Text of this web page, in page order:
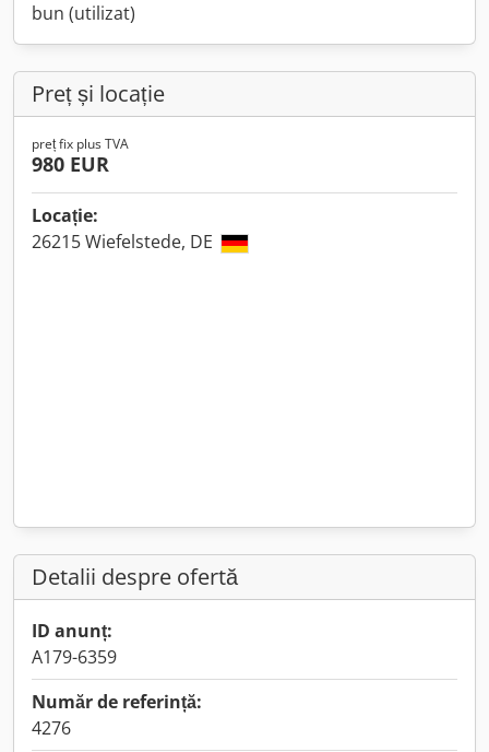
bun (utilizat)
Preț și locație
preț fix plus TVA
980 EUR
Locație:
26215 Wiefelstede, DE
Detalii despre ofertă
ID anunț:
A179-6359
Număr de referință:
4276